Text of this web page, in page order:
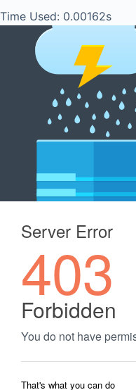
Time Used: 0.00162s